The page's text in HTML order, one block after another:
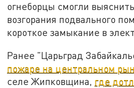
огнеборцы смогли
возгорания подвального
короткое замыкание в
Ранее "Царьград
пожаре на центральном
селе Жипковщина, где